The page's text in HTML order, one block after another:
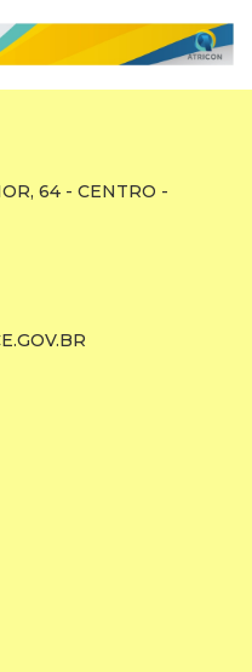
64 - CENTRO -